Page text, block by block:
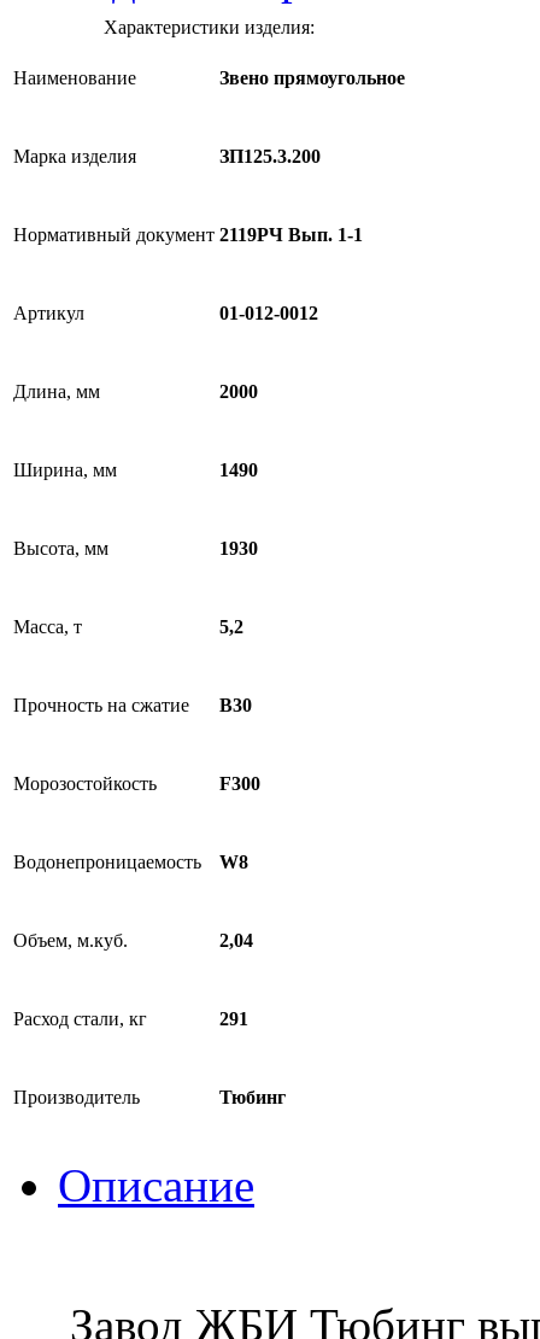
Характеристики изделия:
Наименование Звено прямоугольное
Марка изделия ЗП125.3.200
Нормативный документ 2119РЧ Вып. 1-1
Артикул 01-012-0012
Длина, мм 2000
Ширина, мм 1490
Высота, мм 1930
Масса, т 5,2
Прочность на сжатие B30
Морозостойкость F300
Водонепроницаемость W8
Объем, м.куб. 2,04
Расход стали, кг 291
Производитель Тюбинг
Описание
Завод ЖБИ Тюбинг